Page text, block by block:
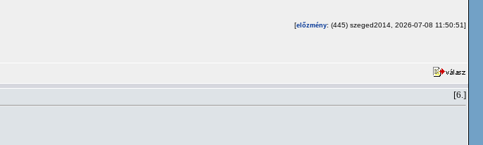
[előzmény: (445) szeged2014, 2026-07-08 11:50:51]
[6.]